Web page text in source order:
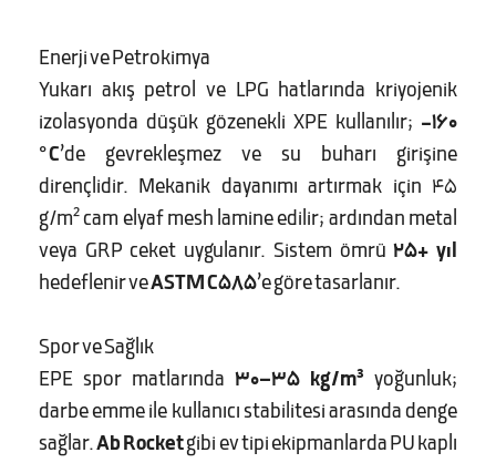
Enerji ve Petrokimya
Yukarı akış petrol ve LPG hatlarında kriyojenik
izolasyonda düşük gözenekli XPE kullanılır; −160
°C’de gevrekleşmez ve su buharı girişine
dirençlidir. Mekanik dayanımı artırmak için 45
g/m² cam elyaf mesh lamine edilir; ardından metal
veya GRP ceket uygulanır. Sistem ömrü25+ yıl
hedeflenir veASTM C585’e göre tasarlanır.
Spor ve Sağlık
EPE spor matlarında 30–35 kg/m³ yoğunluk;
darbe emme ile kullanıcı stabilitesi arasında denge
sağlar.Ab Rocketgibi ev tipi ekipmanlarda PU kaplı